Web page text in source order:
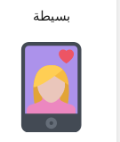
بسيطة